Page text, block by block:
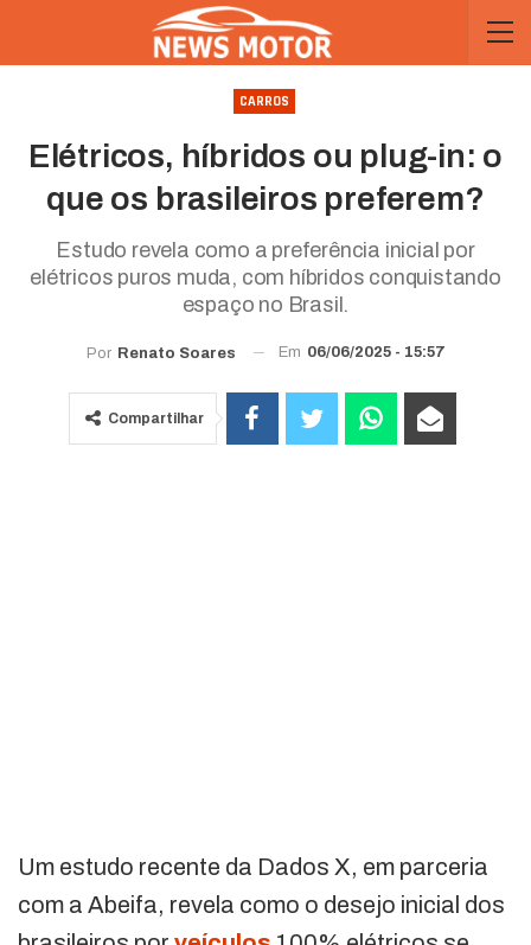
CARROS
Elétricos, híbridos ou plug-in: o
que os brasileiros preferem?
Estudo revela como a preferência inicial por
elétricos puros muda, com híbridos conquistando
espaço no Brasil.
Por Renato Soares Em 06/06/2025 - 15:57
Compartilhar
Um estudo recente da Dados X, em parceria
com a Abeifa, revela como o desejo inicial dos